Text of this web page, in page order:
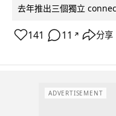
去年推出三個獨立
141 11 ↗ 分享
ADVERTISEMENT